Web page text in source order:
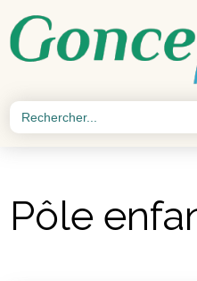
Search
for:
Pôle